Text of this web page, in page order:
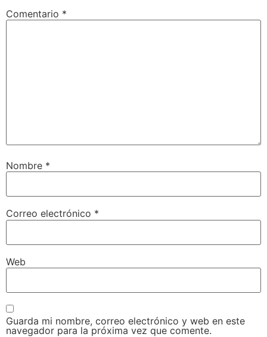
Comentario *
Nombre *
Correo electrónico *
Web
Guarda mi nombre, correo electrónico y web en este
navegador para la próxima vez que comente.